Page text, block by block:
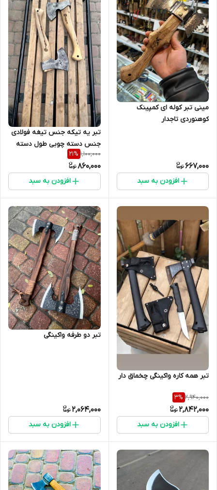
مینی تبر کوله ای کمپینک
کوهنوردی تاجدار
667,000
افزودن به سبد
تبر یه تیکه جنس تیغه فولادی
جنس دسته چوبی طول دسته
۴۰سانت
1,100,000
21%
860,000
افزودن به سبد
تبر همه کاره واکینگی چخماق دار
2,940,000
3%
2,842,000
افزودن به سبد
تبر دو طرفه واکینگی
2,064,000
افزودن به سبد